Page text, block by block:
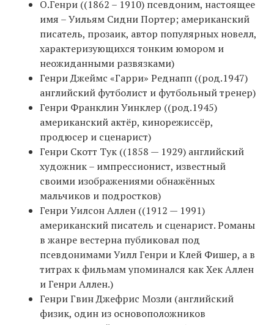
О.Генри ((1862 – 1910) псевдоним, настоящее
имя – Уильям Сидни Портер; американский
писатель, прозаик, автор популярных новелл,
характеризующихся тонким юмором и
неожиданными развязками)
Генри Джеймс «Гарри» Реднапп ((род.1947)
английский футболист и футбольный тренер)
Генри Франклин Уинклер ((род.1945)
американский актёр, кинорежиссёр,
продюсер и сценарист)
Генри Скотт Тук ((1858 — 1929) английский
художник – импрессионист, известный
своими изображениями обнажённых
мальчиков и подростков)
Генри Уилсон Аллен ((1912 — 1991)
американский писатель и сценарист. Романы
в жанре вестерна публиковал под
псевдонимами Уилл Генри и Клей Фишер, а в
титрах к фильмам упоминался как Хек Аллен
и Генри Аллен.)
Генри Гвин Джефрис Мозли (английский
физик, один из основоположников